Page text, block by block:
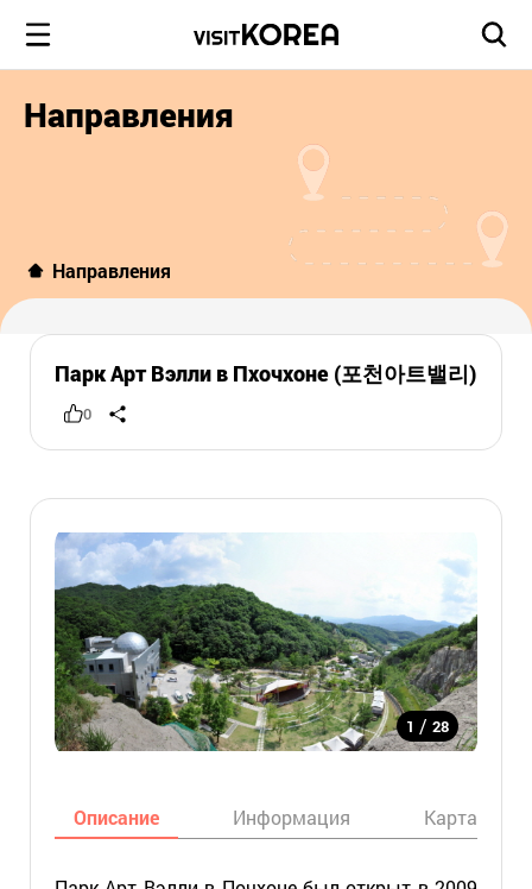
Направления
Направления
Парк Арт Вэлли в Пхочхоне (포천아트밸리)
0
1 / 28
Описание Информация Карта